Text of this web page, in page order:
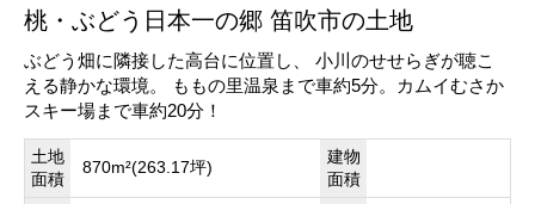
桃・ぶどう日本一の郷 笛吹市の土地
ぶどう畑に隣接した高台に位置し、 小川のせせらぎが聴こ
える静かな環境。 ももの里温泉まで車約5分。カムイむさか
スキー場まで車約20分！
土地
面積
870m²(263.17坪)
建物
面積